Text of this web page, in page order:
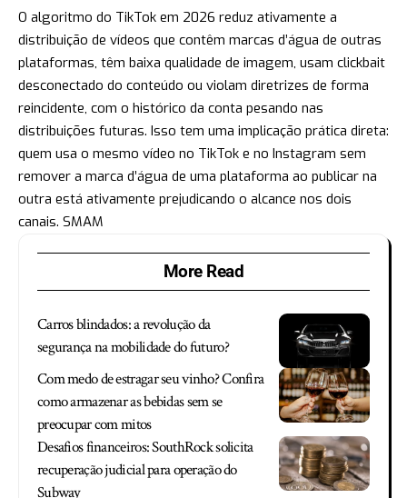
O algoritmo do TikTok em 2026 reduz ativamente a
distribuição de vídeos que contêm marcas d’água de outras
plataformas, têm baixa qualidade de imagem, usam clickbait
desconectado do conteúdo ou violam diretrizes de forma
reincidente, com o histórico da conta pesando nas
distribuições futuras. Isso tem uma implicação prática direta:
quem usa o mesmo vídeo no TikTok e no Instagram sem
remover a marca d’água de uma plataforma ao publicar na
outra está ativamente prejudicando o alcance nos dois
canais. SMAM
More Read
Carros blindados: a revolução da
segurança na mobilidade do futuro?
Com medo de estragar seu vinho? Confira
como armazenar as bebidas sem se
preocupar com mitos
Desafios financeiros: SouthRock solicita
recuperação judicial para operação do
Subway